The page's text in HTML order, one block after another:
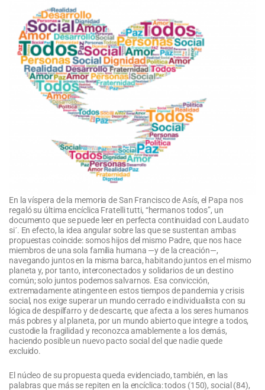
En la víspera de la memoria de San Francisco de Asís, el Papa nos
regaló su última encíclica Fratelli tutti, “hermanos todos”, un
documento que se puede leer en perfecta continuidad con Laudato
si´. En efecto, la idea angular sobre las que se sustentan ambas
propuestas coincide: somos hijos del mismo Padre, que nos hace
miembros de una sola familia humana —y de la creación—,
navegando juntos en la misma barca, habitando juntos en el mismo
planeta y, por tanto, interconectados y solidarios de un destino
común; solo juntos podemos salvarnos. Esa convicción,
extremadamente atingente en estos tiempos de pandemia y crisis
social, nos exige superar un mundo cerrado e individualista con su
lógica de despilfarro y de descarte, que afecta a los seres humanos
más pobres y al planeta, por un mundo abierto que integre a todos,
custodie la fragilidad y reconozca amablemente a los demás,
haciendo posible un nuevo pacto social del que nadie quede
excluido.
El núcleo de su propuesta queda evidenciado, también, en las
palabras que más se repiten en la encíclica: todos (150), social (84),